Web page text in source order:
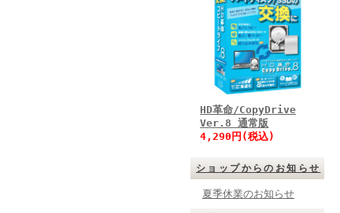
HD革命/CopyDrive
Ver.8 通常版
4,290円(税込)
ショップからのお知らせ
夏季休業のお知らせ